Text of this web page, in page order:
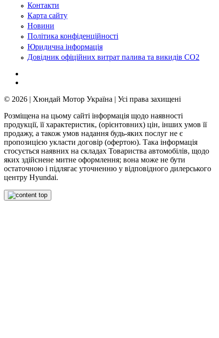
Контакти
Карта сайту
Новини
Політика конфіденційності
Юридична інформація
Довідник офіційних витрат палива та викидів СО2
© 2026 | Хюндай Мотор Україна | Усі права захищені
Розміщена на цьому сайті інформація щодо наявності
продукції, її характеристик, (орієнтовних) цін, інших умов її
продажу, а також умов надання будь-яких послуг не є
пропозицією укласти договір (офертою). Така інформація
стосується наявних на складах Товариства автомобілів, щодо
яких здійснене митне оформлення; вона може не бути
остаточною і підлягає уточненню у відповідного дилерського
центру Hyundai.